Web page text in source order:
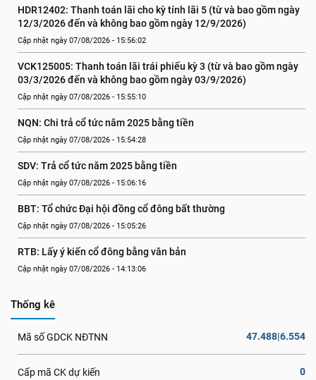
HDR12402: Thanh toán lãi cho kỳ tính lãi 5 (từ và bao gồm ngày
12/3/2026 đến và không bao gồm ngày 12/9/2026)
Cập nhật ngày 07/08/2026 - 15:56:02
VCK125005: Thanh toán lãi trái phiếu kỳ 3 (từ và bao gồm ngày
03/3/2026 đến và không bao gồm ngày 03/9/2026)
Cập nhật ngày 07/08/2026 - 15:55:10
NQN: Chi trả cổ tức năm 2025 bằng tiền
Cập nhật ngày 07/08/2026 - 15:54:28
SDV: Trả cổ tức năm 2025 bằng tiền
Cập nhật ngày 07/08/2026 - 15:06:16
BBT: Tổ chức Đại hội đồng cổ đông bất thường
Cập nhật ngày 07/08/2026 - 15:05:26
RTB: Lấy ý kiến cổ đông bằng văn bản
Cập nhật ngày 07/08/2026 - 14:13:06
Thống kê
Mã số GDCK NĐTNN 47.488|6.554
Cấp mã CK dự kiến 0